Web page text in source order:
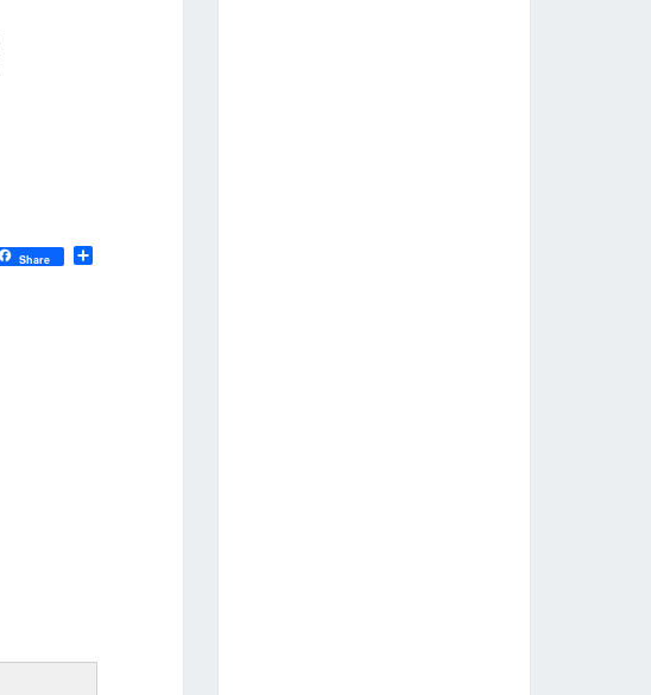
Share
分